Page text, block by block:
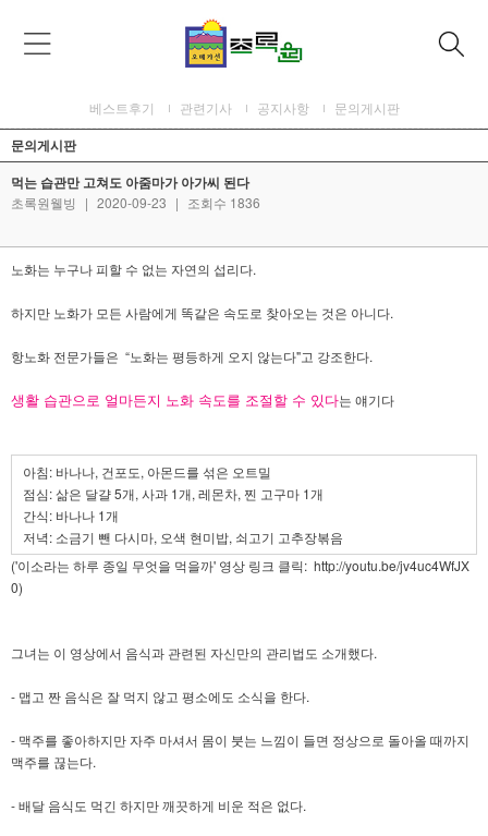
베스트후기 관련기사 공지사항 문의게시판
문의게시판
먹는 습관만 고쳐도 아줌마가 아가씨 된다
초록원웰빙 | 2020-09-23 | 조회수 1836
노화는 누구나 피할 수 없는 자연의 섭리다.
하지만 노화가 모든 사람에게 똑같은 속도로 찾아오는 것은 아니다.
항노화 전문가들은 “노화는 평등하게 오지 않는다"고 강조한다.
생활 습관으로 얼마든지 노화 속도를 조절할 수 있다는 얘기다
아침: 바나나, 건포도, 아몬드를 섞은 오트밀
점심: 삶은 달걀 5개, 사과 1개, 레몬차, 찐 고구마 1개
간식: 바나나 1개
저녁: 소금기 뺀 다시마, 오색 현미밥, 쇠고기 고추장볶음
('이소라는 하루 종일 무엇을 먹을까' 영상 링크 클릭: http://youtu.be/jv4uc4WfJX
0)
그녀는 이 영상에서 음식과 관련된 자신만의 관리법도 소개했다.
- 맵고 짠 음식은 잘 먹지 않고 평소에도 소식을 한다.
- 맥주를 좋아하지만 자주 마셔서 몸이 붓는 느낌이 들면 정상으로 돌아올 때까지
맥주를 끊는다.
- 배달 음식도 먹긴 하지만 깨끗하게 비운 적은 없다.